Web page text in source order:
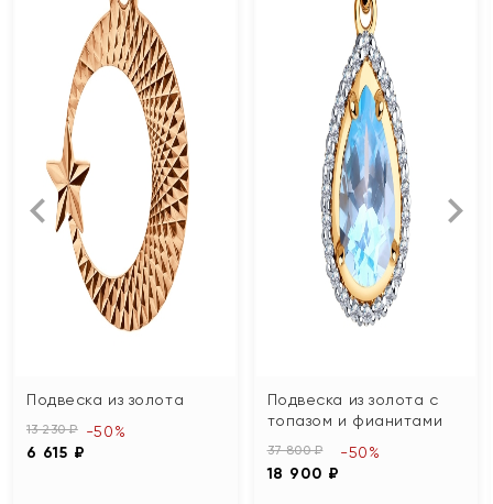
Подвеска из золота
13 230 ₽
6 615 ₽
-50%
Подвеска из золота с
топазом и фианитами
37 800 ₽
18 900 ₽
-50%